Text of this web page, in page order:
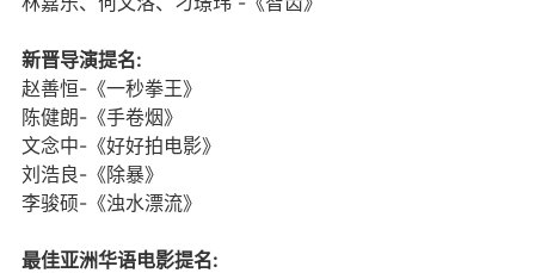
新晋导演提名:
赵善恒-《一秒拳王》
陈健朗-《手卷烟》
文念中-《好好拍电影》
刘浩良-《除暴》
李骏硕-《浊水漂流》
最佳亚洲华语电影提名: